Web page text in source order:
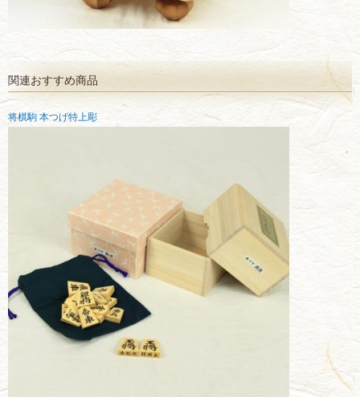
関連おすすめ商品
将棋駒 本つげ特上彫